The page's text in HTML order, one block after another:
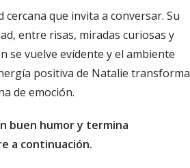
que invita a conversar. Su
entre risas, miradas curiosas y
se vuelve evidente y el ambiente
positiva de Natalie transforma
de emoción.
buen humor y termina
a continuación.